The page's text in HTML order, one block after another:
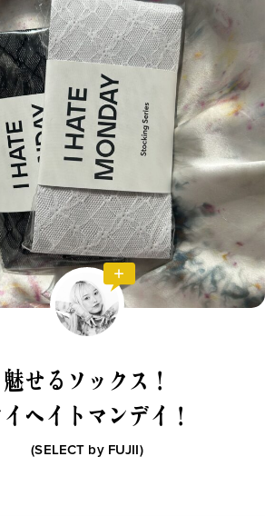
魅せるソックス！
ヘイトマンデイ！
(SELECT by FUJII)